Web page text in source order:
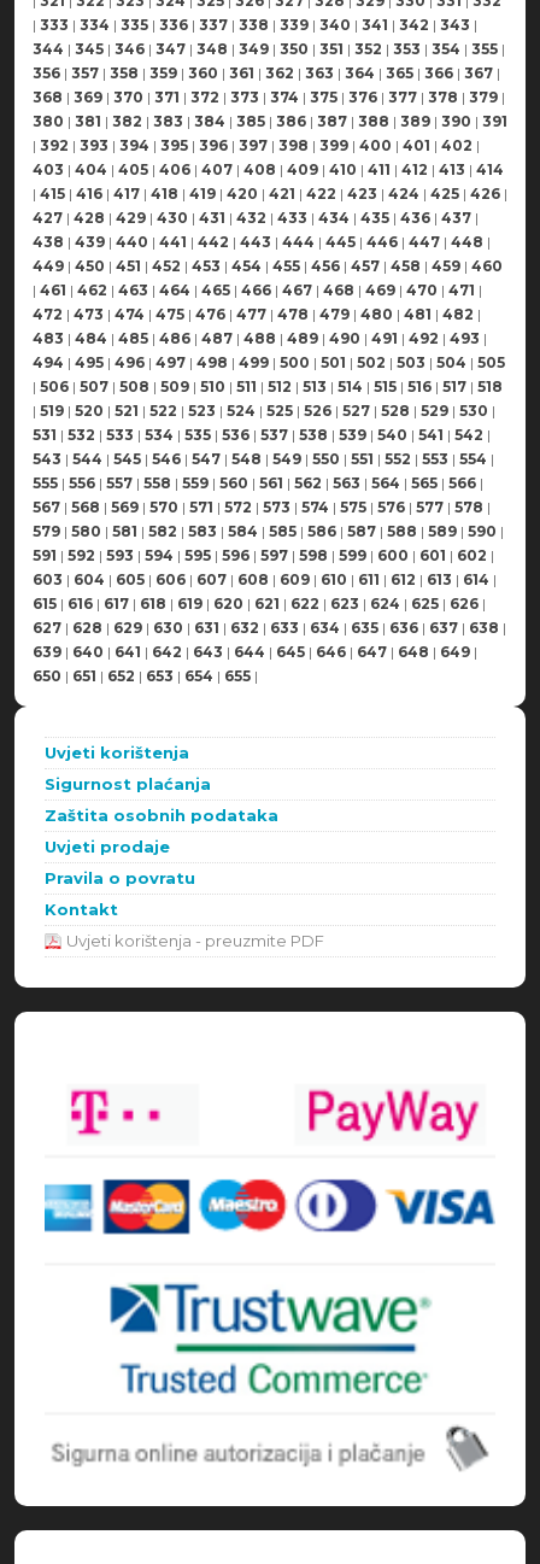
| 333 | 334 | 335 | 336 | 337 | 338 | 339 | 340 | 341 | 342 | 343 |
344 | 345 | 346 | 347 | 348 | 349 | 350 | 351 | 352 | 353 | 354 | 355 |
356 | 357 | 358 | 359 | 360 | 361 | 362 | 363 | 364 | 365 | 366 | 367 |
368 | 369 | 370 | 371 | 372 | 373 | 374 | 375 | 376 | 377 | 378 | 379 |
380 | 381 | 382 | 383 | 384 | 385 | 386 | 387 | 388 | 389 | 390 | 391
| 392 | 393 | 394 | 395 | 396 | 397 | 398 | 399 | 400 | 401 | 402 |
403 | 404 | 405 | 406 | 407 | 408 | 409 | 410 | 411 | 412 | 413 | 414
| 415 | 416 | 417 | 418 | 419 | 420 | 421 | 422 | 423 | 424 | 425 | 426 |
427 | 428 | 429 | 430 | 431 | 432 | 433 | 434 | 435 | 436 | 437 |
438 | 439 | 440 | 441 | 442 | 443 | 444 | 445 | 446 | 447 | 448 |
449 | 450 | 451 | 452 | 453 | 454 | 455 | 456 | 457 | 458 | 459 | 460
| 461 | 462 | 463 | 464 | 465 | 466 | 467 | 468 | 469 | 470 | 471 |
472 | 473 | 474 | 475 | 476 | 477 | 478 | 479 | 480 | 481 | 482 |
483 | 484 | 485 | 486 | 487 | 488 | 489 | 490 | 491 | 492 | 493 |
494 | 495 | 496 | 497 | 498 | 499 | 500 | 501 | 502 | 503 | 504 | 505
| 506 | 507 | 508 | 509 | 510 | 511 | 512 | 513 | 514 | 515 | 516 | 517 | 518
| 519 | 520 | 521 | 522 | 523 | 524 | 525 | 526 | 527 | 528 | 529 | 530 |
531 | 532 | 533 | 534 | 535 | 536 | 537 | 538 | 539 | 540 | 541 | 542 |
543 | 544 | 545 | 546 | 547 | 548 | 549 | 550 | 551 | 552 | 553 | 554 |
555 | 556 | 557 | 558 | 559 | 560 | 561 | 562 | 563 | 564 | 565 | 566 |
567 | 568 | 569 | 570 | 571 | 572 | 573 | 574 | 575 | 576 | 577 | 578 |
579 | 580 | 581 | 582 | 583 | 584 | 585 | 586 | 587 | 588 | 589 | 590 |
591 | 592 | 593 | 594 | 595 | 596 | 597 | 598 | 599 | 600 | 601 | 602 |
603 | 604 | 605 | 606 | 607 | 608 | 609 | 610 | 611 | 612 | 613 | 614 |
615 | 616 | 617 | 618 | 619 | 620 | 621 | 622 | 623 | 624 | 625 | 626 |
627 | 628 | 629 | 630 | 631 | 632 | 633 | 634 | 635 | 636 | 637 | 638 |
639 | 640 | 641 | 642 | 643 | 644 | 645 | 646 | 647 | 648 | 649 |
650 | 651 | 652 | 653 | 654 | 655 |
Uvjeti korištenja
Sigurnost plaćanja
Zaštita osobnih podataka
Uvjeti prodaje
Pravila o povratu
Kontakt
Uvjeti korištenja - preuzmite PDF